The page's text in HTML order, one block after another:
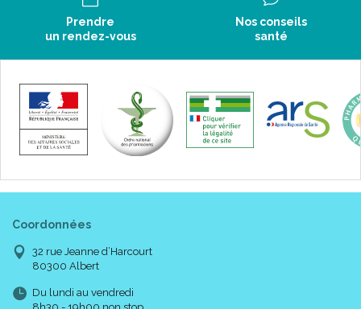
Code ACL : 9665557
Prendre
un rendez-vous
Nos conseils
santé
Coordonnées
32 rue Jeanne d’Harcourt
80300 Albert
Du lundi au vendredi